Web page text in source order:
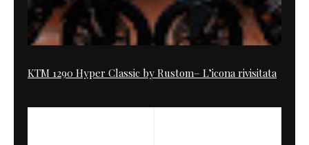
KTM 1290 Hyper Classic by Rustom– L’icona rivisitata